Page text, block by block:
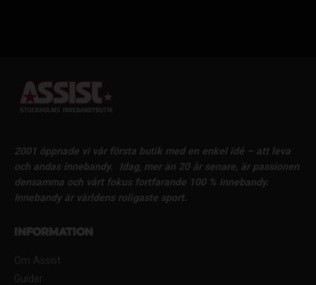
2001 öppnade vi vår första butik med en enkel idé – att leva
och andas innebandy.
Idag, mer än 20 år senare, är passionen
densamma och vårt fokus fortfarande 100 % innebandy.
Innebandy är världens roligaste sport.
Information
Om Assist
Guider